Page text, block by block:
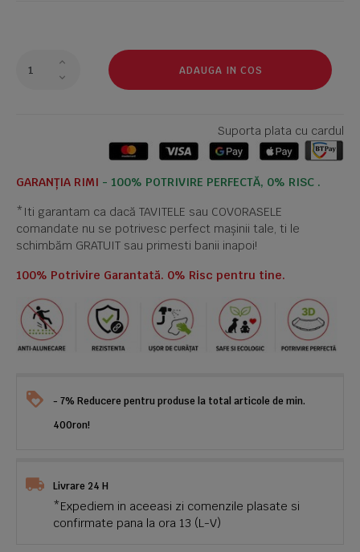
ADAUGA IN COS
Suporta plata cu cardul
GARANȚIA RIMI - 100% POTRIVIRE PERFECTĂ, 0% RISC .
*Iti garantam ca dacă TAVITELE sau COVORASELE
comandate nu se potrivesc perfect mașinii tale, ti le
schimbăm GRATUIT sau primesti banii inapoi!
100% Potrivire Garantată. 0% Risc pentru tine.
- 7% Reducere pentru produse la total articole de min.
400ron!
Livrare 24 H
*Expediem in aceeasi zi comenzile plasate si
confirmate pana la ora 13 (L-V)